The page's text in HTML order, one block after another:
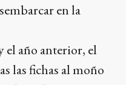
en la
el año anterior, el
las fichas al moño